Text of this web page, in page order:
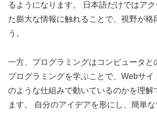
るようになります。 日本語だけではア
た膨大な情報に触れることで、視野が格
う。
一方、プログラミングはコンピュータと
プログラミングを学ぶことで、Webサイ
のような仕組みで動いているのかを理解
ます。 自分のアイデアを形にし、簡単